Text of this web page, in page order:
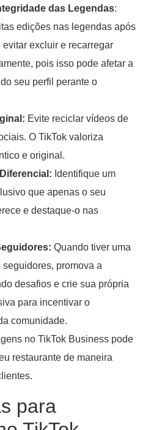
das Legendas:
edições nas legendas após
excluir e recarregar
pois isso pode afetar a
seu perfil perante o
Evite reciclar vídeos de
O TikTok valoriza
e original.
Identifique um
que apenas o seu
e destaque-o nas
Quando tiver uma
seguidores, promova a
desafios e crie sua própria
para incentivar o
comunidade.
no TikTok Business pode
restaurante de maneira
para